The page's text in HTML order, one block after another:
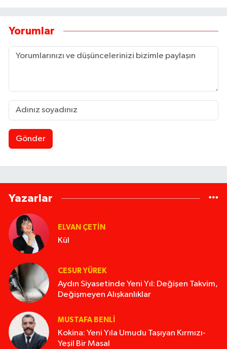
Yorumlar
Gönder
Yazarlar
ELVAN ÇETIN
Kül
CESUR YÜREK
Aydın Siyasetinde Yeni Yıl: Değişen Takvim,
Değişmeyen Alışkanlıklar
MUSTAFA BENLI
Kokina: Yeni Yıla Umudu Taşıyan Kırmızı-
Yeşil Bir Masal